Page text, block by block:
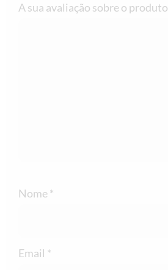
A sua avaliação sobre o produto
Nome*
Email *